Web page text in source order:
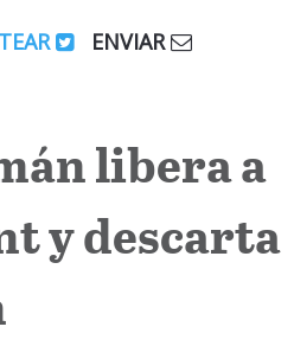
ENVIAR
libera a
y descarta